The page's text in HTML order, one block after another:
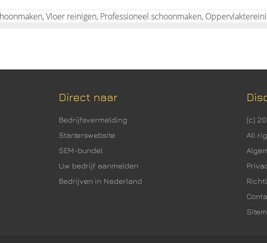
Direct naar
Bedrijfsvermelding
Starterswebsite
SEM-bundel
Uw bedrijf aanmelden
Bedrijven in Nederland
(c)
All